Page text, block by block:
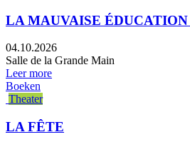
LA MAUVAISE
04.10.2026
Salle de la Grande Main
Leer more
Boeken
Theater
LA FÊTE